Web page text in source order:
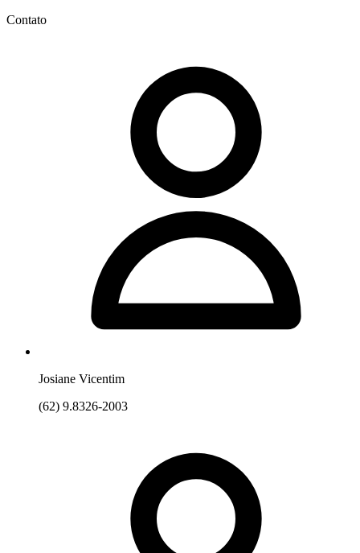
Contato
Josiane Vicentim
(62) 9.8326-2003